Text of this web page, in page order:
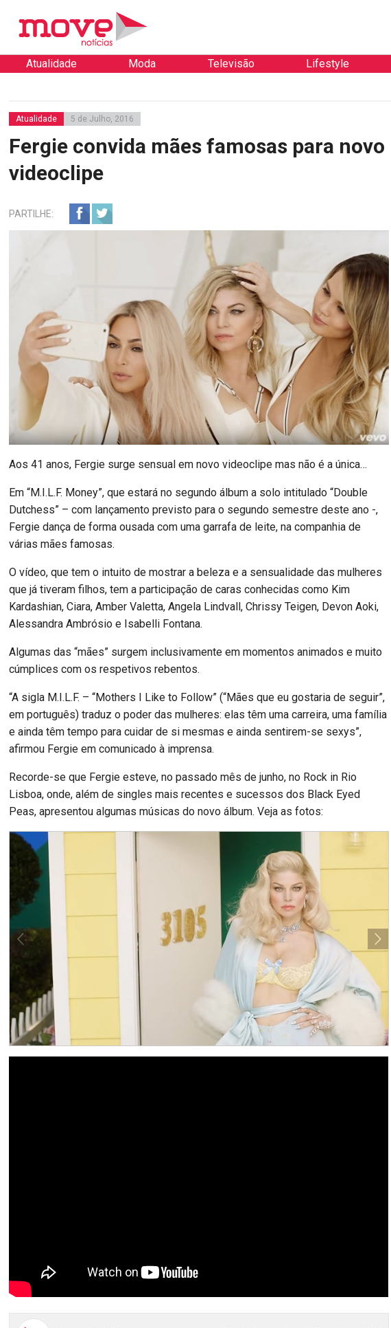
Atualidade Moda Televisão Lifestyle
Atualidade 5 de Julho, 2016
Fergie convida mães famosas para novo
videoclipe
PARTILHE:
Aos 41 anos, Fergie surge sensual em novo videoclipe mas não é a única…
Em “M.I.L.F. Money”, que estará no segundo álbum a solo intitulado “Double
Dutchess” – com lançamento previsto para o segundo semestre deste ano -,
Fergie dança de forma ousada com uma garrafa de leite, na companhia de
várias mães famosas.
O vídeo, que tem o intuito de mostrar a beleza e a sensualidade das mulheres
que já tiveram filhos, tem a participação de caras conhecidas como Kim
Kardashian, Ciara, Amber Valetta, Angela Lindvall, Chrissy Teigen, Devon Aoki,
Alessandra Ambrósio e Isabelli Fontana.
Algumas das “mães” surgem inclusivamente em momentos animados e muito
cúmplices com os respetivos rebentos.
“A sigla M.I.L.F. – “Mothers I Like to Follow” (“Mães que eu gostaria de seguir”,
em português) traduz o poder das mulheres: elas têm uma carreira, uma família
e ainda têm tempo para cuidar de si mesmas e ainda sentirem-se sexys”,
afirmou Fergie em comunicado à imprensa.
Recorde-se que Fergie esteve, no passado mês de junho, no Rock in Rio
Lisboa, onde, além de singles mais recentes e sucessos dos Black Eyed
Peas, apresentou algumas músicas do novo álbum. Veja as fotos: